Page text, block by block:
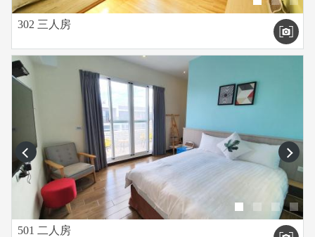
302 三人房
prev next
501 二人房